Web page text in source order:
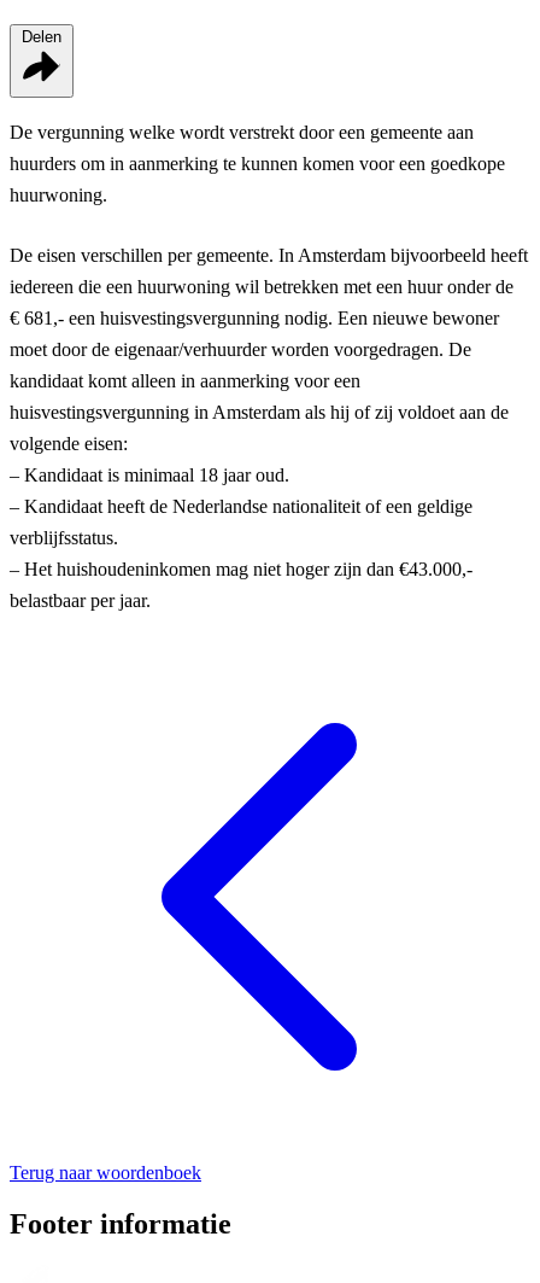
De vergunning welke wordt verstrekt door een gemeente aan
huurders om in aanmerking te kunnen komen voor een goedkope
huurwoning.
De eisen verschillen per gemeente. In Amsterdam bijvoorbeeld heeft
iedereen die een huurwoning wil betrekken met een huur onder de
€ 681,- een huisvestingsvergunning nodig. Een nieuwe bewoner
moet door de eigenaar/verhuurder worden voorgedragen. De
kandidaat komt alleen in aanmerking voor een
huisvestingsvergunning in Amsterdam als hij of zij voldoet aan de
volgende eisen:
– Kandidaat is minimaal 18 jaar oud.
– Kandidaat heeft de Nederlandse nationaliteit of een geldige
verblijfsstatus.
– Het huishoudeninkomen mag niet hoger zijn dan €43.000,-
belastbaar per jaar.
Terug naar woordenboek
Footer informatie